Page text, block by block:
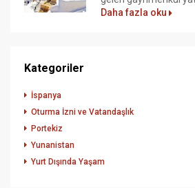
Daha fazla oku
Kategoriler
İspanya
Oturma İzni ve Vatandaşlık
Portekiz
Yunanistan
Yurt Dışında Yaşam